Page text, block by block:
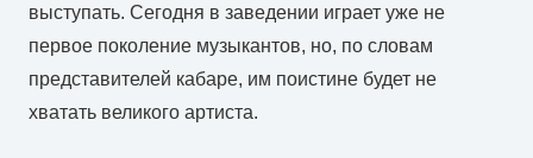
выступать. Сегодня в заведении играет уже не
первое поколение музыкантов, но, по словам
представителей кабаре, им поистине будет не
хватать великого артиста.